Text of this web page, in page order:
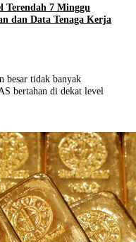
Terendah 7 Minggu
dan Data Tenaga Kerja
besar tidak banyak
bertahan di dekat level